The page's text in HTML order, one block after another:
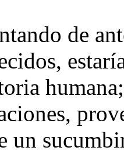
de
un